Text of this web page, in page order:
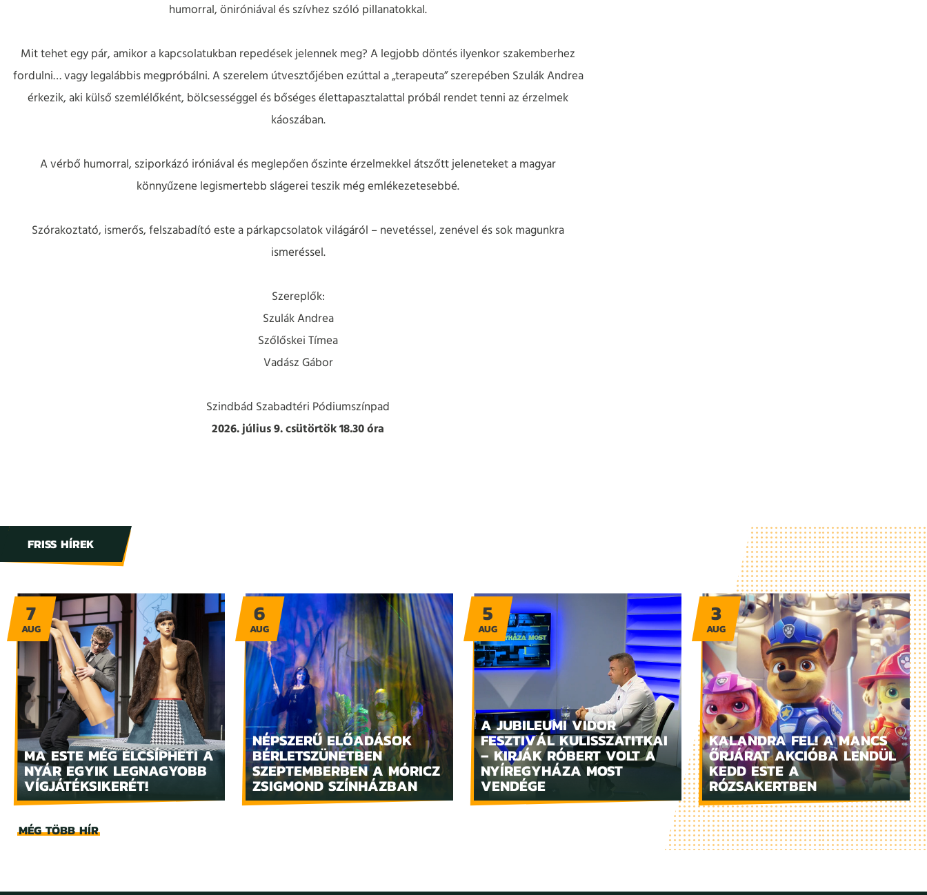
humorral, öniróniával és szívhez szóló pillanatokkal.
Mit tehet egy pár, amikor a kapcsolatukban repedések jelennek meg? A legjobb döntés ilyenkor szakemberhez
fordulni… vagy legalábbis megpróbálni. A szerelem útvesztőjében ezúttal a „terapeuta” szerepében Szulák Andrea
érkezik, aki külső szemlélőként, bölcsességgel és bőséges élettapasztalattal próbál rendet tenni az érzelmek
káoszában.
A vérbő humorral, sziporkázó iróniával és meglepően őszinte érzelmekkel átszőtt jeleneteket a magyar
könnyűzene legismertebb slágerei teszik még emlékezetesebbé.
Szórakoztató, ismerős, felszabadító este a párkapcsolatok világáról – nevetéssel, zenével és sok magunkra
ismeréssel.
Szereplők:
Szulák Andrea
Szőlőskei Tímea
Vadász Gábor
Szindbád Szabadtéri Pódiumszínpad
2026. július 9. csütörtök 18.30 óra
FRISS HÍREK
MA ESTE MÉG ELCSÍPHETI A
NYÁR EGYIK LEGNAGYOBB
VÍGJÁTÉKSIKERÉT!
7
AUG
NÉPSZERŰ ELŐADÁSOK
BÉRLETSZÜNETBEN
SZEPTEMBERBEN A MÓRICZ
ZSIGMOND SZÍNHÁZBAN
6
AUG
A JUBILEUMI VIDOR
FESZTIVÁL KULISSZATITKAI
– KIRJÁK RÓBERT VOLT A
NYÍREGYHÁZA MOST
VENDÉGE
5
AUG
KALANDRA FEL! A MANCS
ŐRJÁRAT AKCIÓBA LENDÜL
KEDD ESTE A
RÓZSAKERTBEN
3
AUG
MÉG TÖBB HÍR